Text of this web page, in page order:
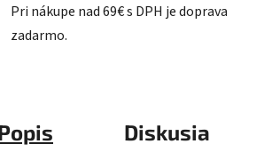
Pri nákupe nad 69€ s DPH je doprava
zadarmo.
Diskusia